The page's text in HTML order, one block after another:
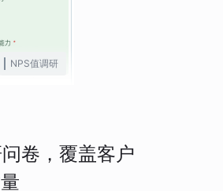
NPS值调研
卷，覆盖客户